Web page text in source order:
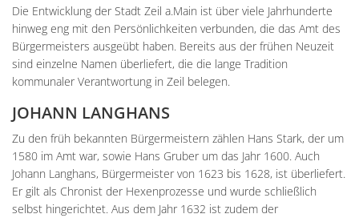
2025
2026
Online Anträge Online Portal
Stellenangebote Bauhofmitarbeiter für
Bekanntmachungen
Bekanntmachung der
Bekanntmachung zum
Kommunalwahl 2026
Wohnen im
Integration
Friedhof
Kommunale Wärmeplanung
Wohnmobilstellplatz
Wein, Bier und Edelbrände
Die Entwicklung der Stadt Zeil a.Main ist über viele Jahrhunderte
hinweg eng mit den Persönlichkeiten verbunden, die das Amt des
Bürgermeisters ausgeübt haben. Bereits aus der frühen Neuzeit
sind einzelne Namen überliefert, die die lange Tradition
kommunaler Verantwortung in Zeil belegen.
JOHANN LANGHANS
Zu den früh bekannten Bürgermeistern zählen Hans Stark, der um
1580 im Amt war, sowie Hans Gruber um das Jahr 1600. Auch
Johann Langhans, Bürgermeister von 1623 bis 1628, ist überliefert.
Er gilt als Chronist der Hexenprozesse und wurde schließlich
selbst hingerichtet. Aus dem Jahr 1632 ist zudem der